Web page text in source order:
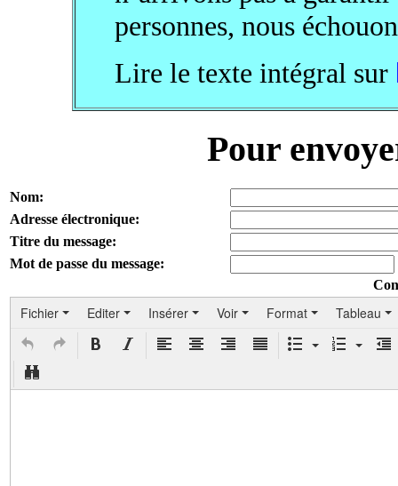
personnes, nous
Lire le texte intégral sur
Pour
Nom:
Adresse électronique:
Titre du message:
Mot de passe du message:
Fichier Editer Insérer Voir Format Tableau